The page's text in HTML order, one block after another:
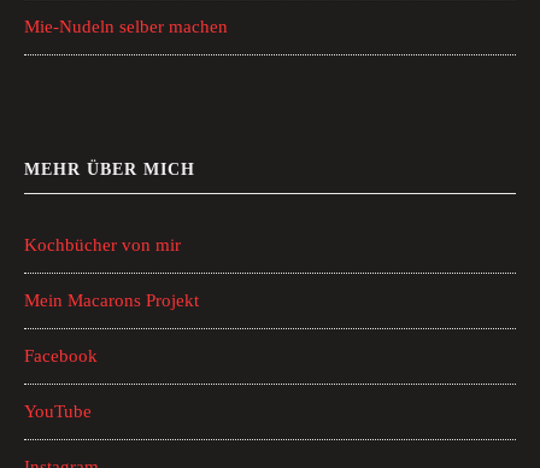
Mie-Nudeln selber machen
MEHR ÜBER MICH
Kochbücher von mir
Mein Macarons Projekt
Facebook
YouTube